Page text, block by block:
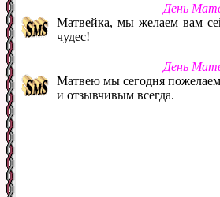
День
Матвейка, мы желаем вам
чудес!
День
Матвею мы сегодня пожелаем
и отзывчивым всегда.